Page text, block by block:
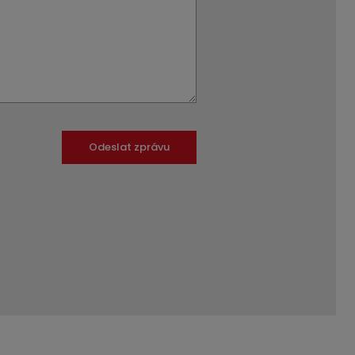
Odeslat zprávu